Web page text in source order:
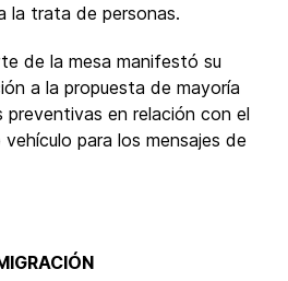
la trata de personas.
de la mesa manifestó su
a la propuesta de mayoría
en relación con el
para los mensajes de